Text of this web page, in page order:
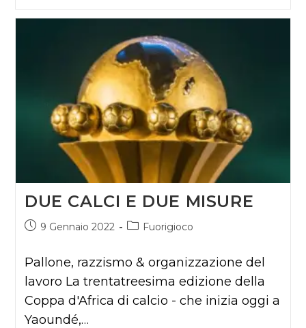
DUE CALCI E DUE MISURE
Articolo9 Gennaio 2022
Categoria
Fuorigioco
Pallone, razzismo & organizzazione del
lavoro La trentatreesima edizione della
Coppa d'Africa di calcio - che inizia oggi a
Yaoundé,…